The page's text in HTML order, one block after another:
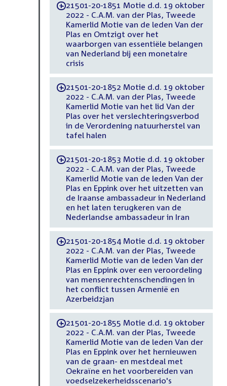
-21501-20-1851 Motie d.d. 19 oktober
2022 - C.A.M. van der Plas, Tweede
Kamerlid Motie van de leden Van der
Plas en Omtzigt over het
waarborgen van essentiële belangen
van Nederland bij een monetaire
crisis
-21501-20-1852 Motie d.d. 19 oktober
2022 - C.A.M. van der Plas, Tweede
Kamerlid Motie van het lid Van der
Plas over het verslechteringsverbod
in de Verordening natuurherstel van
tafel halen
-21501-20-1853 Motie d.d. 19 oktober
2022 - C.A.M. van der Plas, Tweede
Kamerlid Motie van de leden Van der
Plas en Eppink over het uitzetten van
de Iraanse ambassadeur in Nederland
en het laten terugkeren van de
Nederlandse ambassadeur in Iran
-21501-20-1854 Motie d.d. 19 oktober
2022 - C.A.M. van der Plas, Tweede
Kamerlid Motie van de leden Van der
Plas en Eppink over een veroordeling
van mensenrechtenschendingen in
het conflict tussen Armenië en
Azerbeidzjan
-21501-20-1855 Motie d.d. 19 oktober
2022 - C.A.M. van der Plas, Tweede
Kamerlid Motie van de leden Van der
Plas en Eppink over het hernieuwen
van de graan- en mestdeal met
Oekraïne en het voorbereiden van
voedselzekerheidsscenario's